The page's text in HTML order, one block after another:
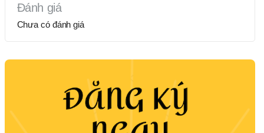
Đánh giá
Chưa có đánh giá